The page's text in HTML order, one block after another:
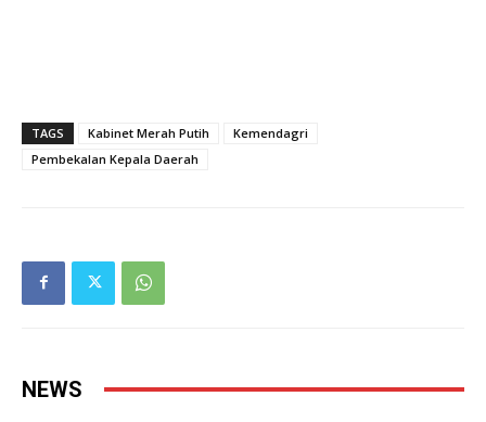
TAGS Kabinet Merah Putih
Kemendagri
Pembekalan Kepala Daerah
NEWS